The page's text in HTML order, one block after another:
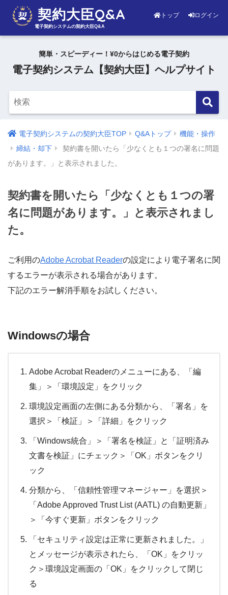
契約大臣Q&A
電子契約システムの契約大臣Q&A
トップ ログイン
簡単・スピーディー！¥0からはじめる電子契約
電子契約システム【契約大臣】ヘルプサイト
電子契約システムの契約大臣TOP Q&Aトップ
機能・操作
締結・却下
契約書を開いたら「少なくとも１つの署名に問題
があります。」と表示されました。
契約書を開いたら「少なくとも１つの署
名に問題があります。」と表示されまし
た。
ご利用のAdobe Acrobat Readerの設定により電子署名に関
するエラーが表示される場合があります。
下記のエラー解消手順をお試しください。
Windowsの場合
Adobe Acrobat Readerのメニューにある、「編
集」＞「環境設定」をクリック
環境設定画面の左側にある分類から、「署名」を
選択＞「検証」＞「詳細」をクリック
「Windows統合」＞「署名を検証」と「証明済み
文書を検証」にチェック＞「OK」ボタンをクリ
ック
分類から、「信頼性管理マネージャー」を選択＞
「Adobe Approved Trust List (AATL) の自動更新」
＞「今すぐ更新」ボタンをクリック
「セキュリティ設定は正常に更新されました。」
とメッセージが表示されたら、「OK」をクリッ
ク＞環境設定画面の「OK」をクリックして閉じ
る